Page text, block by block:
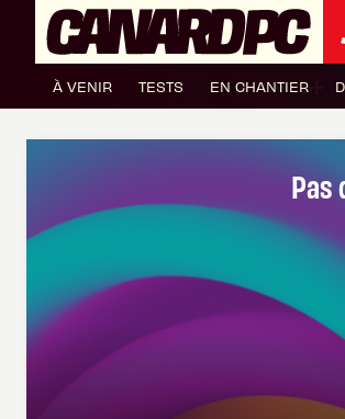
À VENIR TESTS EN CHANTIER
Pas